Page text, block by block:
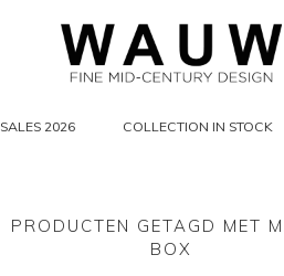
SALES 2026 COLLECTION IN STOCK
PRODUCTEN GETAGD MET
BOX